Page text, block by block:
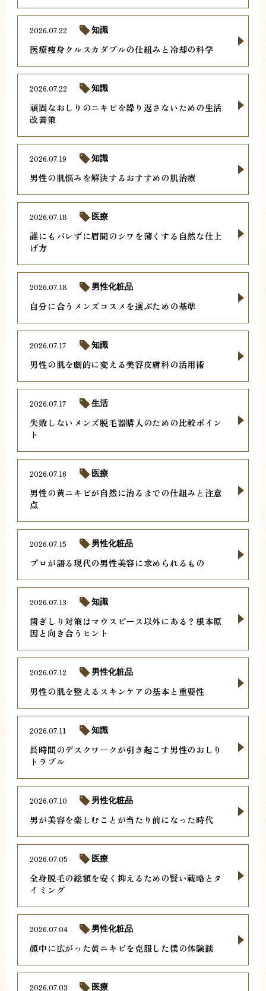
医療痩身クルスカダブルの仕組みと冷却の科学
2026.07.22 知識
頑固なおしりのニキビを繰り返さないための生活
改善策
2026.07.22 知識
男性の肌悩みを解決するおすすめの肌治療
2026.07.19 知識
誰にもバレずに眉間のシワを薄くする自然な仕上
げ方
2026.07.18 医療
自分に合うメンズコスメを選ぶための基準
2026.07.18 男性化粧品
男性の肌を劇的に変える美容皮膚科の活用術
2026.07.17 知識
失敗しないメンズ脱毛器購入のための比較ポイン
ト
2026.07.17 生活
男性の黄ニキビが自然に治るまでの仕組みと注意
点
2026.07.16 医療
プロが語る現代の男性美容に求められるもの
2026.07.15 男性化粧品
歯ぎしり対策はマウスピース以外にある？根本原
因と向き合うヒント
2026.07.13 知識
男性の肌を整えるスキンケアの基本と重要性
2026.07.12 男性化粧品
長時間のデスクワークが引き起こす男性のおしり
トラブル
2026.07.11 知識
男が美容を楽しむことが当たり前になった時代
2026.07.10 男性化粧品
全身脱毛の総額を安く抑えるための賢い戦略とタ
イミング
2026.07.05 医療
顔中に広がった黄ニキビを克服した僕の体験談
2026.07.04 男性化粧品
2026.07.03 医療